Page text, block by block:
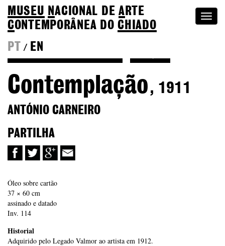
MUSEU NACIONAL DEA RTE
CONTEMPORÂNEA DOCHIADO
PT
/ EN
Contemplação , 1911
ANTÓNIO CARNEIRO
PARTILHA
Óleo sobre cartão
37 × 60 cm
assinado e datado
Inv. 114
Historial
Adquirido pelo Legado Valmor ao artista em 1912.